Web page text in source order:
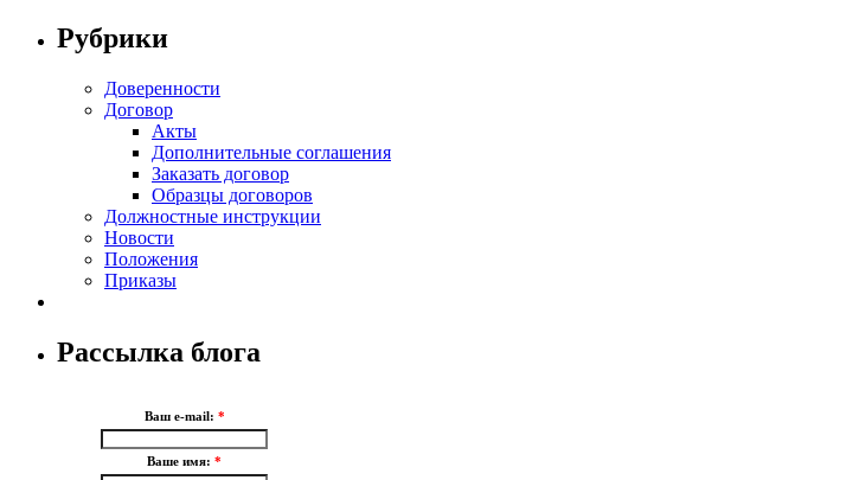
Рубрики
Доверенности
Договор
Акты
Дополнительные соглашения
Заказать договор
Образцы договоров
Должностные инструкции
Новости
Положения
Приказы
Рассылка блога
Ваш e-mail: *
Ваше имя: *